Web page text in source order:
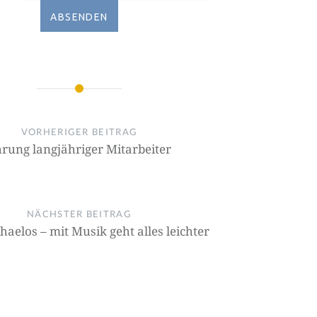
VORHERIGER BEITRAG
langjähriger Mitarbeiter
NÄCHSTER BEITRAG
– mit Musik geht alles leichter